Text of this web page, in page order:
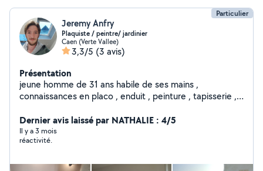
Particulier
Jeremy Anfry
Plaquiste / peintre/ jardinier
Caen (Verte Vallee)
3,3/5 (3 avis)
Présentation
jeune homme de 31 ans habile de ses mains ,
connaissances en placo , enduit , peinture , tapisserie ,
Dernier avis laissé par NATHALIE : 4/5
Il y a 3 mois
réactivité.